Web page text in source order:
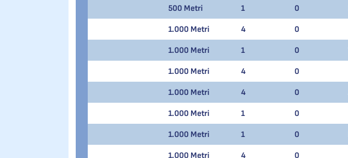
500 Metri 1 0
1.000 Metri 4 0
1.000 Metri 1 0
1.000 Metri 4 0
1.000 Metri 4 0
1.000 Metri 1 0
1.000 Metri 1 0
1.000 Metri 4 0